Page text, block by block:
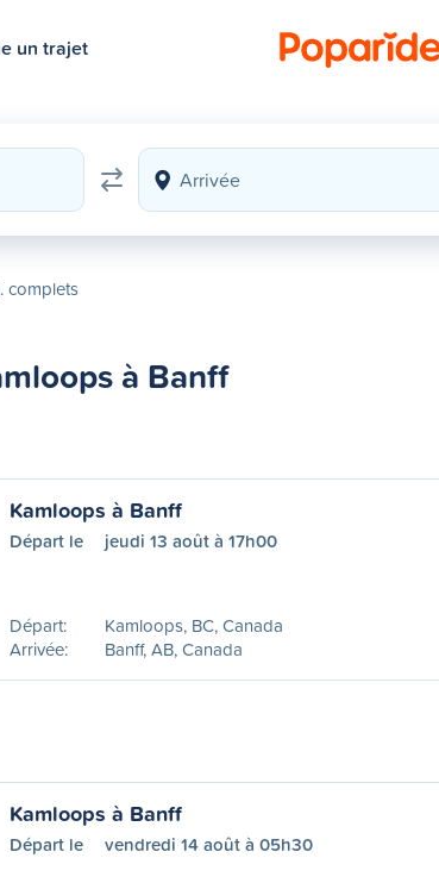
un trajet
complets
à Banff
Kamloops à Banff
Départ le jeudi 13 août à 17h00
Départ:
Kamloops, BC, Canada
Arrivée:
Banff, AB, Canada
Kamloops à Banff
Départ le vendredi 14 août à 05h30